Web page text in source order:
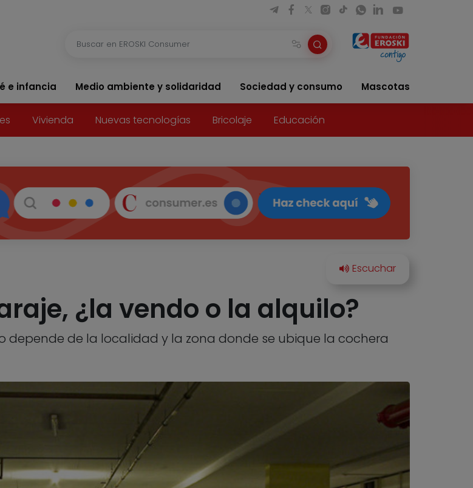
e infancia Medio ambiente y solidaridad Sociedad y consumo Mascotas
Vivienda Nuevas tecnologías Bricolaje Educación
¿la vendo o la alquilo?
de la localidad y la zona donde se ubique la cochera